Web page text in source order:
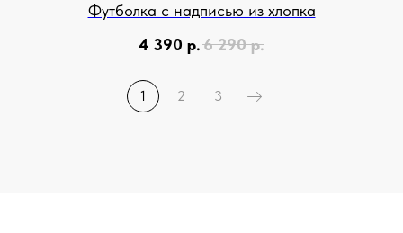
Футболка с надписью из хлопка
4 390 р.6 290 р.
1 2 3